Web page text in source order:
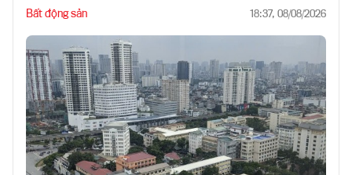
Bất động sản 18:37, 08/08/2026